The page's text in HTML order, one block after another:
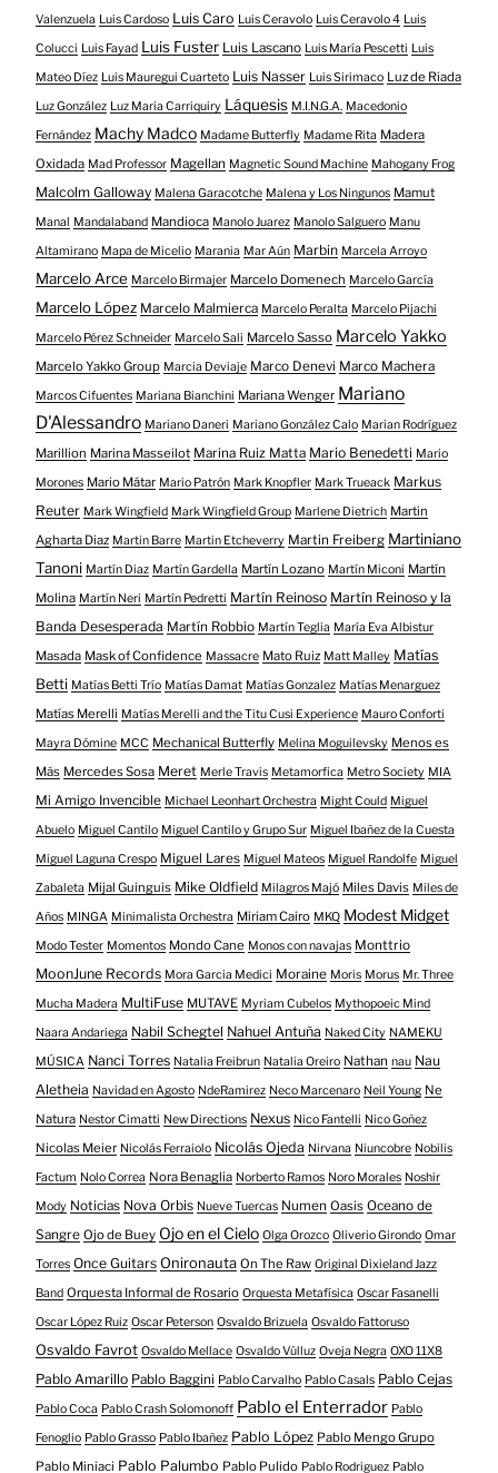
Valenzuela Luis Cardoso Luis Caro Luis Ceravolo Luis Ceravolo 4 Luis
Colucci Luis Fayad Luis Fuster Luis Lascano Luis María Pescetti Luis
Mateo Díez Luis Mauregui Cuarteto Luis Nasser Luis Sirimaco Luz de Riada
Luz González Luz Maria Carriquiry Láquesis M.I.N.G.A. Macedonio
Fernández Machy Madco Madame Butterfly Madame Rita Madera
Oxidada Mad Professor Magellan Magnetic Sound Machine Mahogany Frog
Malcolm Galloway Malena Garacotche Malena y Los Ningunos Mamut
Manal Mandalaband Mandioca Manolo Juarez Manolo Salguero Manu
Altamirano Mapa de Micelio Marania Mar Aún Marbin Marcela Arroyo
Marcelo Arce Marcelo Birmajer Marcelo Domenech Marcelo García
Marcelo López Marcelo Malmierca Marcelo Peralta Marcelo Pijachi
Marcelo Pérez Schneider Marcelo Sali Marcelo Sasso Marcelo Yakko
Marcelo Yakko Group Marcia Deviaje Marco Denevi Marco Machera
Marcos Cifuentes Mariana Bianchini Mariana Wenger Mariano
D'Alessandro Mariano Daneri Mariano González Calo Marian Rodríguez
Marillion Marina Masseilot Marina Ruiz Matta Mario Benedetti Mario
Morones Mario Mátar Mario Patrón Mark Knopfler Mark Trueack Markus
Reuter Mark Wingfield Mark Wingfield Group Marlene Dietrich Martin
Agharta Diaz Martin Barre Martin Etcheverry Martin Freiberg Martiniano
Tanoni Martín Diaz Martín Gardella Martín Lozano Martín Miconi Martín
Molina Martín Neri Martín Pedretti Martín Reinoso Martín Reinoso y la
Banda Desesperada Martín Robbio Martín Teglia María Eva Albistur
Masada Mask of Confidence Massacre Mato Ruiz Matt Malley Matías
Betti Matías Betti Trío Matías Damat Matías Gonzalez Matías Menarguez
Matías Merelli Matías Merelli and the Titu Cusi Experience Mauro Conforti
Mayra Dómine MCC Mechanical Butterfly Melina Moguilevsky Menos es
Más Mercedes Sosa Meret Merle Travis Metamorfica Metro Society MIA
Mi Amigo Invencible Michael Leonhart Orchestra Might Could Miguel
Abuelo Miguel Cantilo Miguel Cantilo y Grupo Sur Miguel Ibañez de la Cuesta
Miguel Laguna Crespo Miguel Lares Miguel Mateos Miguel Randolfe Miguel
Zabaleta Mijal Guinguis Mike Oldfield Milagros Majó Miles Davis Miles de
Años MINGA Minimalista Orchestra Miriam Cairo MKQ Modest Midget
Modo Tester Momentos Mondo Cane Monos con navajas Monttrio
MoonJune Records Mora Garcia Medici Moraine Moris Morus Mr. Three
Mucha Madera MultiFuse MUTAVE Myriam Cubelos Mythopoeic Mind
Naara Andariega Nabil Schegtel Nahuel Antuña Naked City NAMEKU
MÚSICA Nanci Torres Natalia Freibrun Natalia Oreiro Nathan nau Nau
Aletheia Navidad en Agosto NdeRamirez Neco Marcenaro Neil Young Ne
Natura Nestor Cimatti New Directions Nexus Nico Fantelli Nico Goñez
Nicolas Meier Nicolás Ferraiolo Nicolás Ojeda Nirvana Niuncobre Nobilis
Factum Nolo Correa Nora Benaglia Norberto Ramos Noro Morales Noshir
Mody Noticias Nova Orbis Nueve Tuercas Numen Oasis Oceano de
Sangre Ojo de Buey Ojo en el Cielo Olga Orozco Oliverio Girondo Omar
Torres Once Guitars Onironauta On The Raw Original Dixieland Jazz
Band Orquesta Informal de Rosario Orquesta Metafísica Oscar Fasanelli
Oscar López Ruiz Oscar Peterson Osvaldo Brizuela Osvaldo Fattoruso
Osvaldo Favrot Osvaldo Mellace Osvaldo Vülluz Oveja Negra OXO 11X8
Pablo Amarillo Pablo Baggini Pablo Carvalho Pablo Casals Pablo Cejas
Pablo Coca Pablo Crash Solomonoff Pablo el Enterrador Pablo
Fenoglio Pablo Grasso Pablo Ibañez Pablo López Pablo Mengo Grupo
Pablo Miniaci Pablo Palumbo Pablo Pulido Pablo Rodriguez Pablo